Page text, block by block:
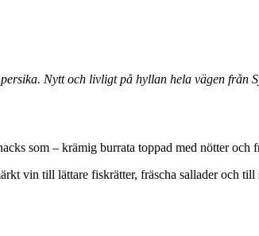
Nytt och livligt på hyllan hela vägen från
som – krämig burrata toppad med nötter och
vin till lättare fiskrätter, fräscha sallader och